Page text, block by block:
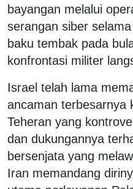
bayangan melalui
serangan siber
baku tembak pada
konfrontasi militer
Israel telah lama
ancaman terbesarnya
Teheran yang
dan dukungannya
bersenjata yang
Iran memandang